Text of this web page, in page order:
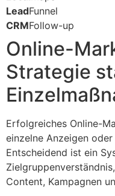
LeadFunnel
CRMFollow-up
Online-
Strategie
Erfolgreiches Online-
einzelne Anzeigen
Entscheidend ist ein
Content, Kampagnen